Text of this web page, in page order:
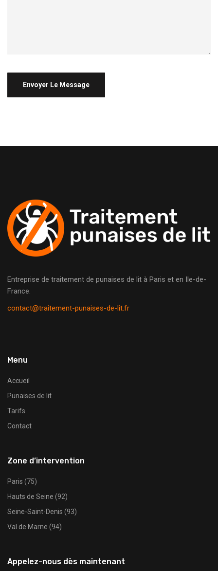
Entreprise de traitement de punaises de lit à Paris et en Ile-de-
France.
contact@traitement-punaises-de-lit.fr
Menu
Accueil
Punaises de lit
Tarifs
Contact
Zone d’intervention
Paris (75)
Hauts de Seine (92)
Seine-Saint-Denis (93)
Val de Marne (94)
Appelez-nous dès maintenant